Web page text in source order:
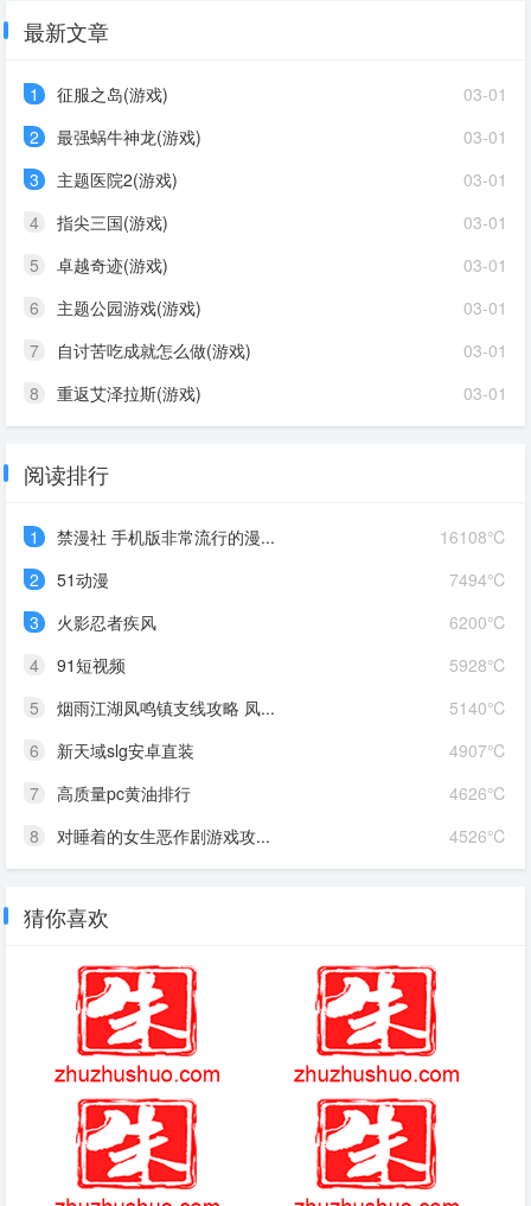
最新文章
03-01
1
征服之岛(游戏)
03-01
2
最强蜗牛神龙(游戏)
03-01
3
主题医院2(游戏)
03-01
4
指尖三国(游戏)
03-01
5
卓越奇迹(游戏)
03-01
6
主题公园游戏(游戏)
03-01
7
自讨苦吃成就怎么做(游戏)
03-01
8 重返艾泽拉斯(游戏)
阅读排行
16108℃
1
禁漫社 手机版非常流行的漫...
7494℃
2
51动漫
6200℃
3
火影忍者疾风
5928℃
4
91短视频
5140℃
5
烟雨江湖凤鸣镇支线攻略 凤...
4907℃
6
新天域slg安卓直装
4626℃
7
高质量pc黄油排行
4526℃
8 对睡着的女生恶作剧游戏攻...
猜你喜欢
上古传说和郭百万的交易 电锯惊魂游戏